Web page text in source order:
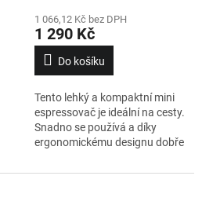
1 066,12 Kč bez DPH
1 290 Kč
Do košíku
Tento lehký a kompaktní mini
espressovač je ideální na cesty.
Snadno se používá a díky
ergonomickému designu dobře
odměrku mletou kávou, vložit ji